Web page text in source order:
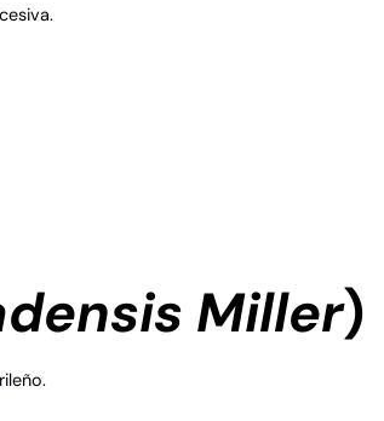
Miller)